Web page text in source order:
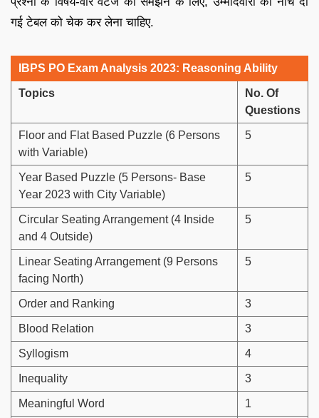
गई टेबल को चेक कर लेना चाहिए.
IBPS PO Exam Analysis 2023: Reasoning Ability
Topics
No. Of
Questions
Floor and Flat Based Puzzle (6 Persons
with Variable)
5
Year Based Puzzle (5 Persons- Base
Year 2023 with City Variable)
5
Circular Seating Arrangement (4 Inside
and 4 Outside)
5
Linear Seating Arrangement (9 Persons
facing North)
5
Order and Ranking 3
Blood Relation 3
Syllogism 4
Inequality 3
Meaningful Word 1